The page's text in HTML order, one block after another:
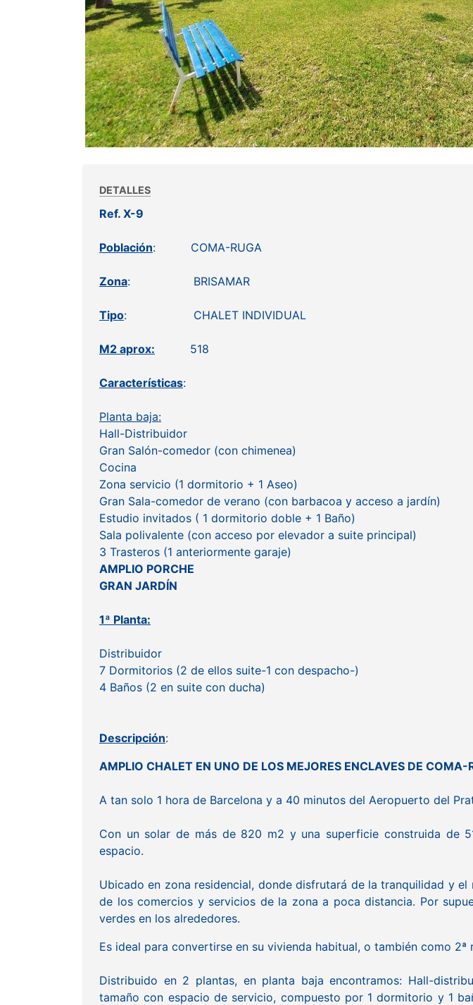
DETALLES
Ref. X-9
Población: COMA-RUGA
Zona: BRISAMAR
Tipo: CHALET INDIVIDUAL
M2 aprox: 518
Características:
Planta baja:
Hall-Distribuidor
Gran Salón-comedor (con chimenea)
Cocina
Zona servicio (1 dormitorio + 1 Aseo)
Gran Sala-comedor de verano (con barbacoa y acceso a jardín)
Estudio invitados ( 1 dormitorio doble + 1 Baño)
Sala polivalente (con acceso por elevador a suite principal)
3 Trasteros (1 anteriormente garaje)
AMPLIO PORCHE
GRAN JARDÍN
1ª Planta:
Distribuidor
7 Dormitorios (2 de ellos suite-1 con despacho-)
4 Baños (2 en suite con ducha)
Descripción:
AMPLIO CHALET EN UNO DE LOS MEJORES ENCLAVES DE COMA-
A tan solo 1 hora de Barcelona y a 40 minutos del Aeropuerto del
Con un solar de más de 820 m2 y una superficie construida de
espacio.
Ubicado en zona residencial, donde disfrutará de la tranquilidad y
de los comercios y servicios de la zona a poca distancia. Por
verdes en los alrededores.
Es ideal para convertirse en su vivienda habitual, o también como
Distribuido en 2 plantas, en planta baja encontramos: Hall-
tamaño con espacio de servicio, compuesto por 1 dormitorio y 1